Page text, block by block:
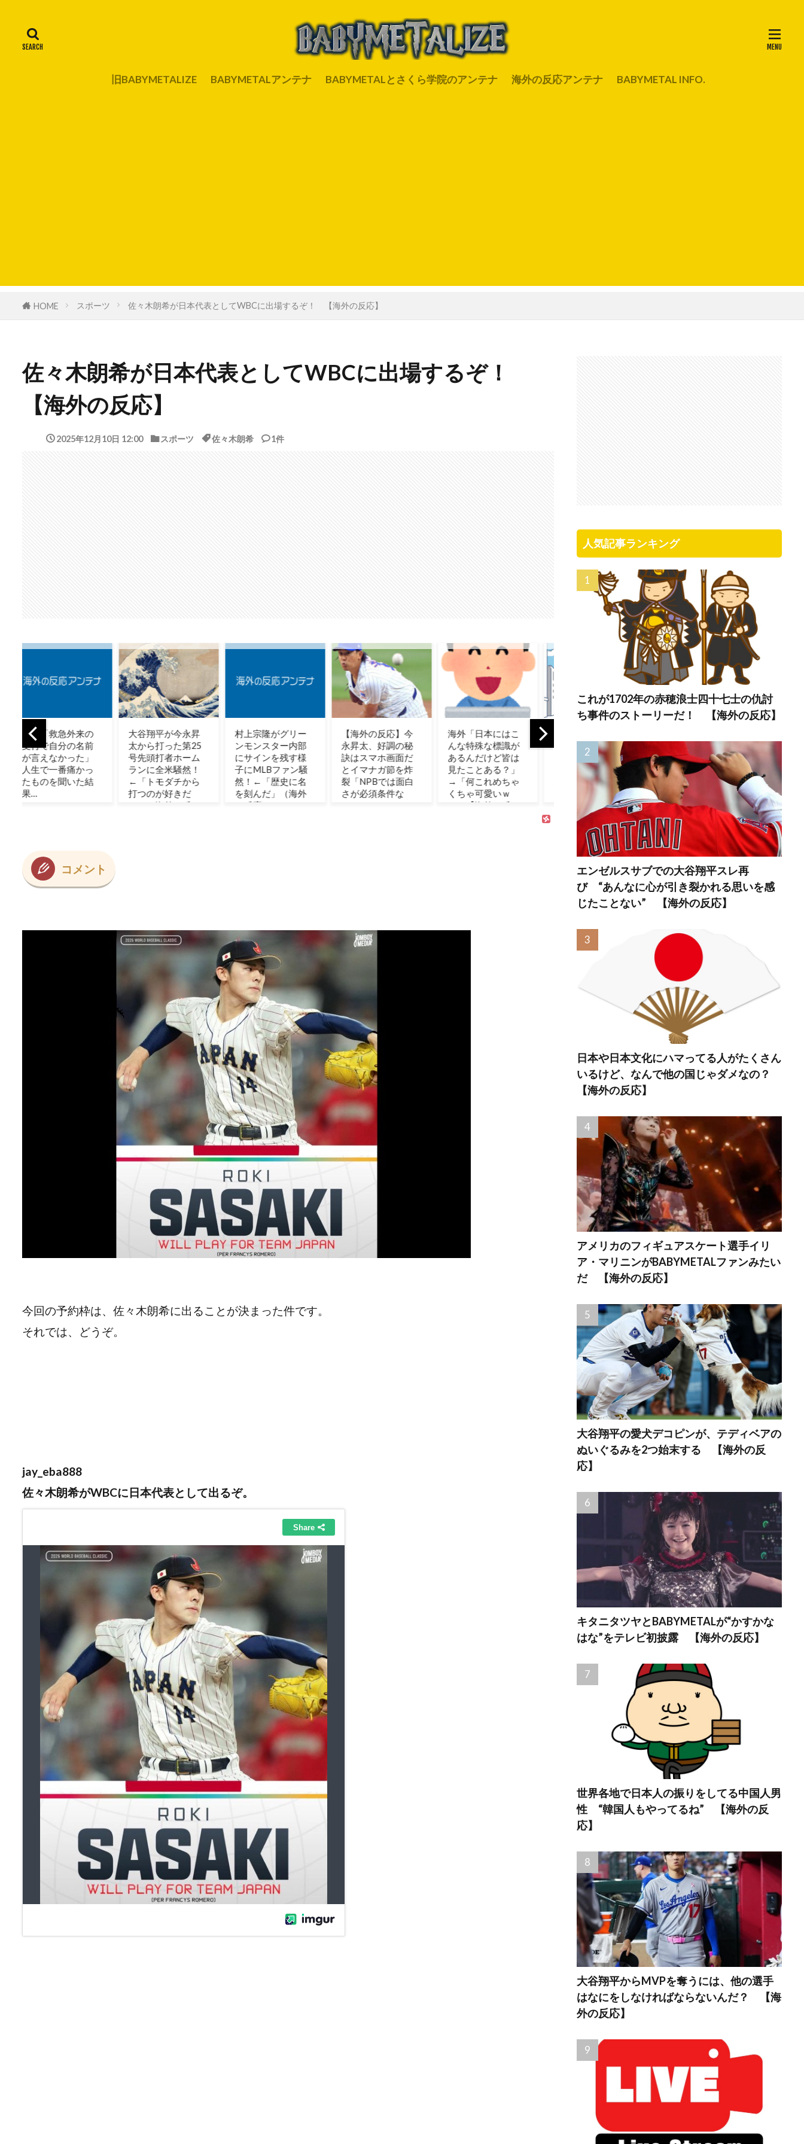
旧BABYMETALIZE BABYMETALアンテナ BABYMETALとさくら学院のアンテナ 海外の反応アンテナ BABYMETAL INFO.
HOME スポーツ 佐々木朗希が日本代表としてWBCに出場するぞ！ 【海外の反応】
佐々木朗希が日本代表としてWBCに出場するぞ！
【海外の反応】
2025年12月10日 12:00 スポーツ 佐々木朗希 1件
村上宗隆がグリー
ンモンスター内部
にサインを残す様
子にMLBファン騒
然！←「歴史に名
を刻んだ」（海外
の反応）
【海外の反応】今
永昇太、好調の秘
訣はスマホ画面だ
とイマナガ節を炸
裂「NPBでは面白
さが必須条件な
の？」
海外「日本にはこ
んな特殊な標識が
あるんだけど皆は
見たことある？」
→「何これめちゃ
くちゃ可愛いｗ
日本で婚活する韓
国人男性が急増
「日本の女性は優
しい」【タイ人の
反応】
ってのマジで笑え
る日本アニメ教え
て」
バプールFCアカデ
ミー “ブルーロッ
クが上手くいき始
めてるな” 【海外
の反応】
くな
映像
応】
大谷翔平が今永昇
太から打った第25
号先頭打者ホーム
ランに全米騒然！
←「トモダチから
打つのが好きだ
コメント
今回の予約枠は、佐々木朗希に出ることが決まった件です。
それでは、どうぞ。
jay_eba888
佐々木朗希がWBCに日本代表として出るぞ。
人気記事ランキング
これが1702年の赤穂浪士四十七士の仇討
ち事件のストーリーだ！ 【海外の反応】
エンゼルスサブでの大谷翔平スレ再
び “あんなに心が引き裂かれる思いを感
じたことない” 【海外の反応】
日本や日本文化にハマってる人がたくさん
いるけど、なんで他の国じゃダメなの？
【海外の反応】
アメリカのフィギュアスケート選手イリ
ア・マリニンがBABYMETALファンみたい
だ 【海外の反応】
大谷翔平の愛犬デコピンが、テディベアの
ぬいぐるみを2つ始末する 【海外の反
応】
キタニタツヤとBABYMETALが“かすかな
はな”をテレビ初披露 【海外の反応】
世界各地で日本人の振りをしてる中国人男
性 “韓国人もやってるね” 【海外の反
応】
大谷翔平からMVPを奪うには、他の選手
はなにをしなければならないんだ？ 【海
外の反応】